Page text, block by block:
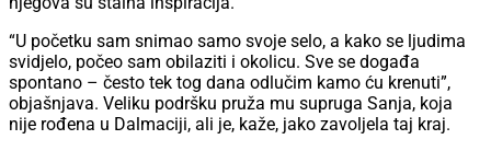
“U početku sam snimao samo svoje selo, a kako se ljudima
svidjelo, počeo sam obilaziti i okolicu. Sve se događa
spontano – često tek tog dana odlučim kamo ću krenuti”,
objašnjava. Veliku podršku pruža mu supruga Sanja, koja
nije rođena u Dalmaciji, ali je, kaže, jako zavoljela taj kraj.